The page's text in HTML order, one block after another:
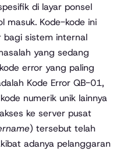
di layar ponsel
masuk. Kode-kode ini
bagi sistem internal
yang sedang
error yang paling
Kode Error QB-01,
numerik unik lainnya
ke server pusat
) tersebut telah
adanya pelanggaran